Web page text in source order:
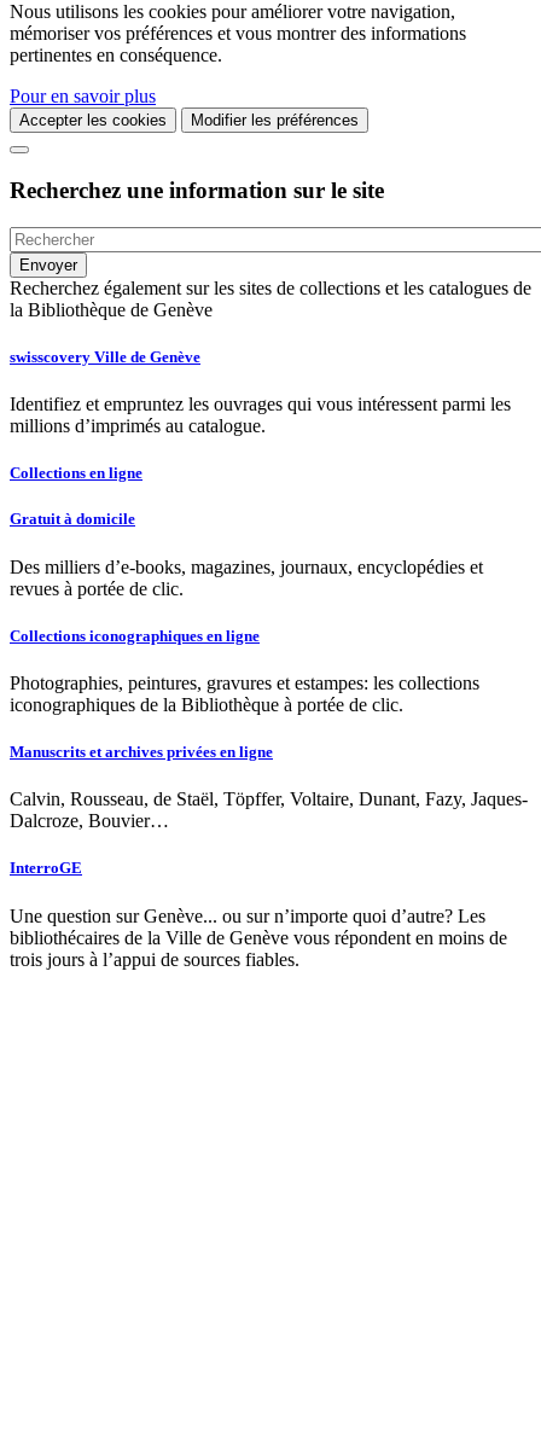
Nous utilisons les cookies pour améliorer votre navigation,
mémoriser vos préférences et vous montrer des informations
pertinentes en conséquence.
Pour en savoir plus
Accepter les cookies Modifier les préférences
Recherchez une information sur le site
Recherchez également sur les sites de collections et les catalogues de
la Bibliothèque de Genève
swisscovery Ville de Genève
Identifiez et empruntez les ouvrages qui vous intéressent parmi les
millions d’imprimés au catalogue.
Collections en ligne
Gratuit à domicile
Des milliers d’e-books, magazines, journaux, encyclopédies et
revues à portée de clic.
Collections iconographiques en ligne
Photographies, peintures, gravures et estampes: les collections
iconographiques de la Bibliothèque à portée de clic.
Manuscrits et archives privées en ligne
Calvin, Rousseau, de Staël, Töpffer, Voltaire, Dunant, Fazy, Jaques-
Dalcroze, Bouvier…
InterroGE
Une question sur Genève... ou sur n’importe quoi d’autre? Les
bibliothécaires de la Ville de Genève vous répondent en moins de
trois jours à l’appui de sources fiables.